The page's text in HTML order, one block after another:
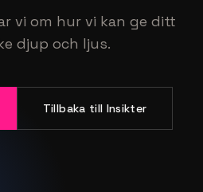
vi om hur vi kan ge ditt
djup och ljus.
Tillbaka till Insikter